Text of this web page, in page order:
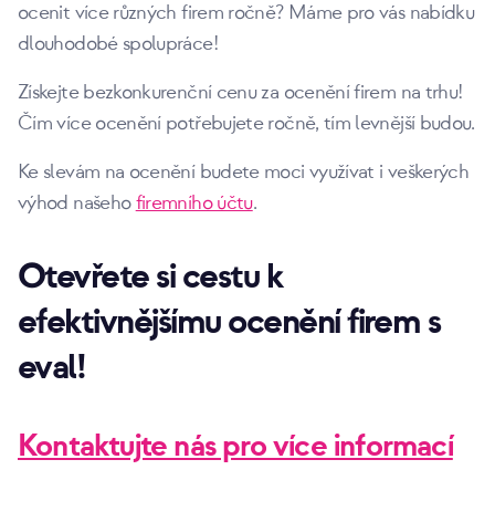
ocenit více různých firem ročně? Máme pro vás nabídku
dlouhodobé spolupráce!
Získejte bezkonkurenční cenu za ocenění firem na trhu!
Čím více ocenění potřebujete ročně, tím levnější budou.
Ke slevám na ocenění budete moci využívat i veškerých
výhod našeho firemního účtu.
Otevřete si cestu k
efektivnějšímu ocenění firem s
eval!
Kontaktujte nás pro více informací